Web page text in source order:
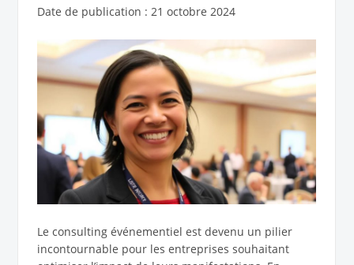
Date de publication : 21 octobre 2024
Le consulting événementiel est devenu un pilier
incontournable pour les entreprises souhaitant